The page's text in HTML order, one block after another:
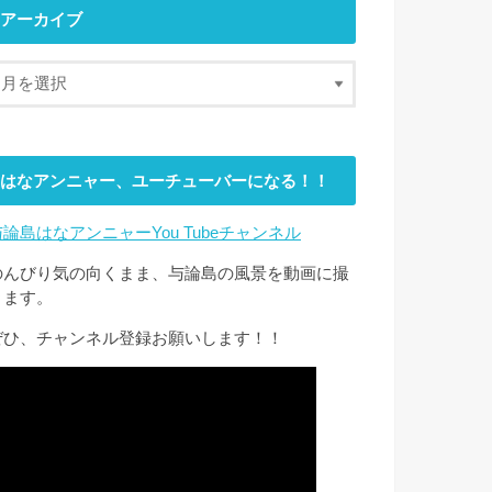
アーカイブ
はなアンニャー、ユーチューバーになる！！
論島はなアンニャーYou Tubeチャンネル
んびり気の向くまま、与論島の風景を動画に撮
ます。
ひ、チャンネル登録お願いします！！